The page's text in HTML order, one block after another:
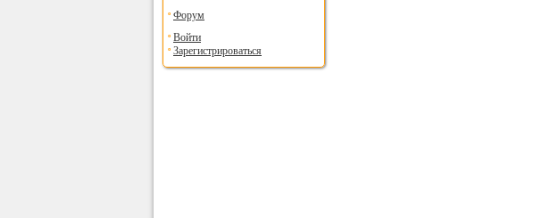
Форум
Войти
Зарегистрироваться